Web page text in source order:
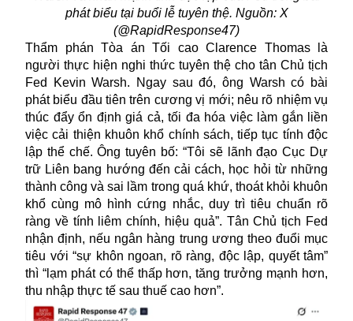
phát biểu tại buổi lễ tuyên thệ. Nguồn: X
(@RapidResponse47)
Thẩm phán Tòa án Tối cao Clarence Thomas là
người thực hiện nghi thức tuyên thệ cho tân Chủ tịch
Fed Kevin Warsh. Ngay sau đó, ông Warsh có bài
phát biểu đầu tiên trên cương vị mới; nêu rõ nhiệm vụ
thúc đẩy ổn định giá cả, tối đa hóa việc làm gắn liền
việc cải thiện khuôn khổ chính sách, tiếp tục tính độc
lập thể chế. Ông tuyên bố: “Tôi sẽ lãnh đạo Cục Dự
trữ Liên bang hướng đến cải cách, học hỏi từ những
thành công và sai lầm trong quá khứ, thoát khỏi khuôn
khổ cùng mô hình cứng nhắc, duy trì tiêu chuẩn rõ
ràng về tính liêm chính, hiệu quả”. Tân Chủ tịch Fed
nhận định, nếu ngân hàng trung ương theo đuổi mục
tiêu với “sự khôn ngoan, rõ ràng, độc lập, quyết tâm”
thì “lạm phát có thể thấp hơn, tăng trưởng mạnh hơn,
thu nhập thực tế sau thuế cao hơn”.